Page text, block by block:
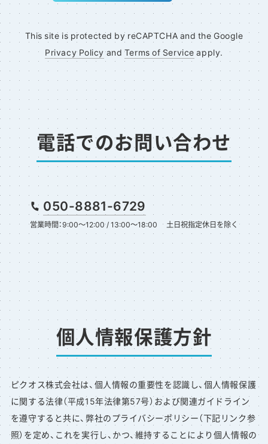
This site is protected by reCAPTCHA and the Google
Privacy Policyand Terms of Service apply.
電話でのお問い合わせ
050-8881-6729
営業時間：9:00～12:00 / 13:00～18:00 土日祝指定休日を除く
個人情報保護方針
ピクオス株式会社は、個人情報の重要性を認識し、個人情報保護
に関する法律（平成15年法律第57号）および関連ガイドライン
を遵守すると共に、弊社のプライバシーポリシー（下記リンク参
照）を定め、これを実行し、かつ、維持することにより個人情報の